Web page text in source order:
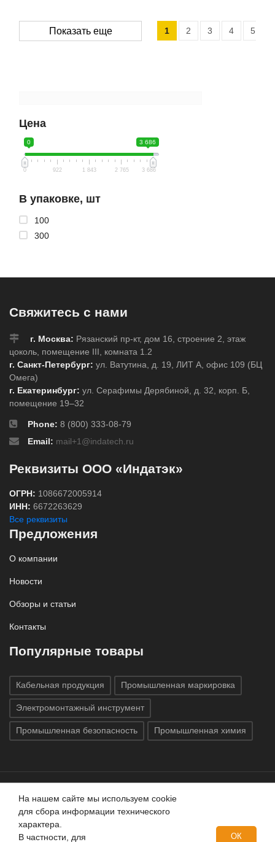
Цена
0 3 686
0 922 1 843 2 765 3 686
В упаковке, шт
100
300
Показать еще 1 2 3 4 5
Свяжитесь с нами
г. Москва: Рязанский пр-кт, дом 16, строение 2, этаж
цоколь, помещение III, комната 1.2
г. Санкт-Петербург: ул. Ватутина, д. 19, ЛИТ А, офис 109 (БЦ
Омега)
г. Екатеринбург: ул. Серафимы Дерябиной, д. 32, корп. Б,
помещение 19–32
Phone: 8 (800) 333-08-79
Email: mail+1@indatech.ru
Реквизиты ООО «Индатэк»
ОГРН: 1086672005914
ИНН: 6672263629
Все реквизиты
Предложения
О компании
Новости
Обзоры и статьи
Контакты
Популярные товары
Кабельная продукция Промышленная маркировка
Электромонтажный инструмент
Промышленная безопасность Промышленная химия
Все права защищены © 2020 ГК «Индатэк»
защищены.Использование материалов с сайта запрещено.
Данный сайт не является публичной офертой, определяемой
На нашем сайте мы используем cookie
для сбора информации технического
характера.
В частности, для
ОК